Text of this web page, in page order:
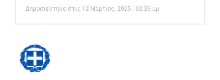
Δημοσιεύτηκε στις 12 Μάρτιος, 2025 - 02:35 μμ